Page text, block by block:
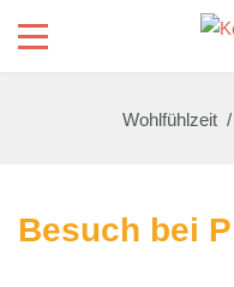
Wohlfühlzeit /
Besuch bei